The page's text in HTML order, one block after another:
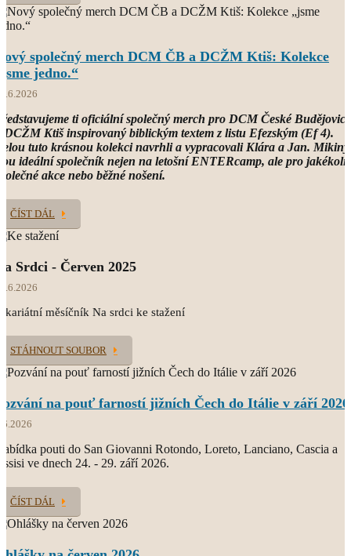
společný merch DCM ČB a DCŽM Ktiš: Kolekce
jedno.“
ti oficiální společný merch pro DCM České Budějovice
DCŽM Ktiš inspirovaný biblickým textem z listu Efezským (Ef 4).
tuto krásnou kolekci navrhli a vypracovali Klára a Jan. Mikiny
ideální společník nejen na letošní ENTERcamp, ale pro jakékoliv
akce nebo běžné nošení.
ČÍST DÁL
Srdci - Červen 2025
měsíčník Na srdci ke stažení
STÁHNOUT SOUBOR
na pouť farností jižních Čech do Itálie v září 2026
pouti do San Giovanni Rotondo, Loreto, Lanciano, Cascia a
ve dnech 24. - 29. září 2026.
ČÍST DÁL